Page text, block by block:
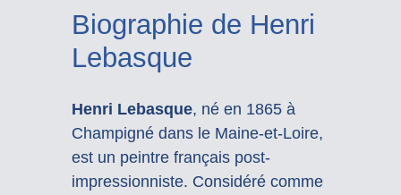
Biographie de Henri
Lebasque
Henri Lebasque, né en 1865 à
Champigné dans le Maine-et-Loire,
est un peintre français post-
impressionniste. Considéré comme